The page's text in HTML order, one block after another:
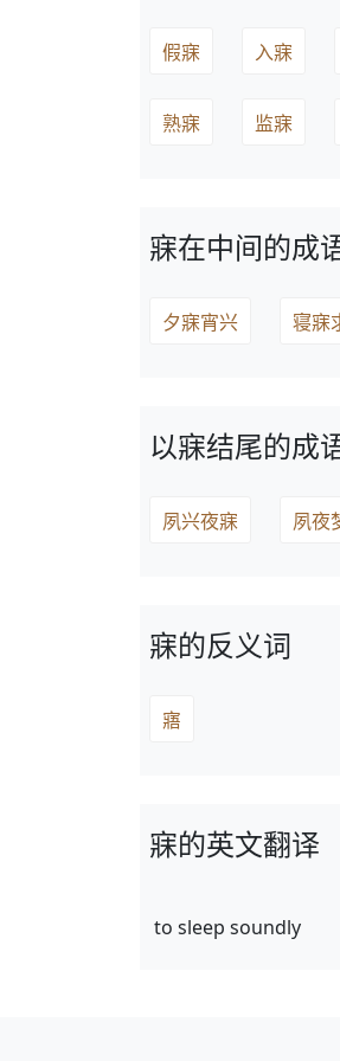
假寐 入寐
熟寐 监寐
寐在中间的成
夕寐宵兴 寝寐
以寐结尾的成
夙兴夜寐 夙夜
寐的反义词
寤
寐的英文翻译
to sleep soundly